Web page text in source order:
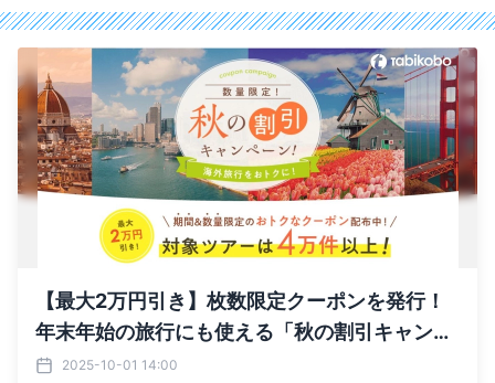
【最大2万円引き】枚数限定クーポンを発行！
年末年始の旅行にも使える「秋の割引キャンペ
ーン」2025-10-01 14:00